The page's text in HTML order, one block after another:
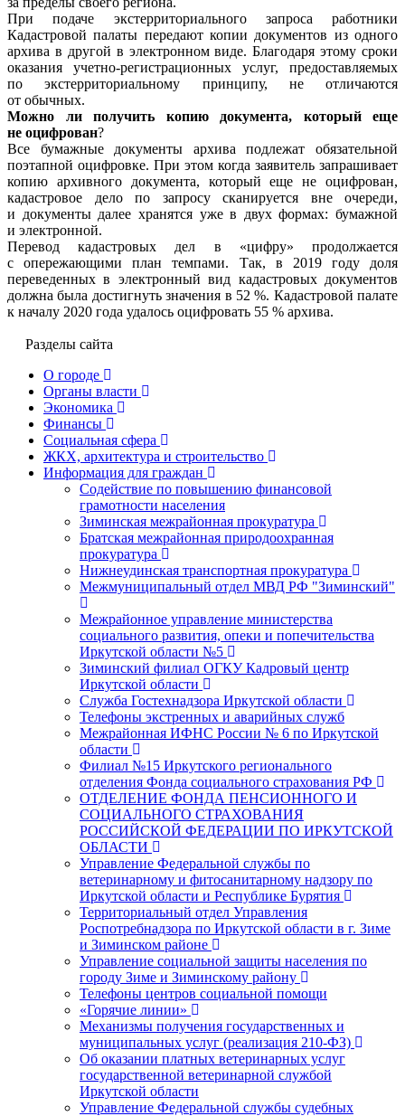
При подаче экстерриториального запроса работники
Кадастровой палаты передают копии документов из одного
архива в другой в электронном виде. Благодаря этому сроки
оказания учетно-регистрационных услуг, предоставляемых
по экстерриториальному принципу, не отличаются
от обычных.
Можно ли получить копию документа, который еще
не оцифрован?
Все бумажные документы архива подлежат обязательной
поэтапной оцифровке. При этом когда заявитель запрашивает
копию архивного документа, который еще не оцифрован,
кадастровое дело по запросу сканируется вне очереди,
и документы далее хранятся уже в двух формах: бумажной
и электронной.
Перевод кадастровых дел в «цифру» продолжается
с опережающими план темпами. Так, в 2019 году доля
переведенных в электронный вид кадастровых документов
должна была достигнуть значения в 52 %. Кадастровой палате
к началу 2020 года удалось оцифровать 55 % архива.
Разделы сайта
О городе
Органы власти
Экономика
Финансы
Социальная сфера
ЖКХ, архитектура и строительство
Информация для граждан
Содействие по повышению финансовой
грамотности населения
Зиминская межрайонная прокуратура
Братская межрайонная природоохранная
прокуратура
Нижнеудинская транспортная прокуратура
Межмуниципальный отдел МВД РФ "Зиминский"
Межрайонное управление министерства
социального развития, опеки и попечительства
Иркутской области №5
Зиминский филиал ОГКУ Кадровый центр
Иркутской области
Служба Гостехнадзора Иркутской области
Телефоны экстренных и аварийных служб
Межрайонная ИФНС России № 6 по Иркутской
области
Филиал №15 Иркутского регионального
отделения Фонда социального страхования РФ
ОТДЕЛЕНИЕ ФОНДА ПЕНСИОННОГО И
СОЦИАЛЬНОГО СТРАХОВАНИЯ
РОССИЙСКОЙ ФЕДЕРАЦИИ ПО ИРКУТСКОЙ
ОБЛАСТИ
Управление Федеральной службы по
ветеринарному и фитосанитарному надзору по
Иркутской области и Республике Бурятия
Территориальный отдел Управления
Роспотребнадзора по Иркутской области в г. Зиме
и Зиминском районе
Управление социальной защиты населения по
городу Зиме и Зиминскому району
Телефоны центров социальной помощи
«Горячие линии»
Механизмы получения государственных и
муниципальных услуг (реализация 210-ФЗ)
Об оказании платных ветеринарных услуг
государственной ветеринарной службой
Иркутской области
Управление Федеральной службы судебных